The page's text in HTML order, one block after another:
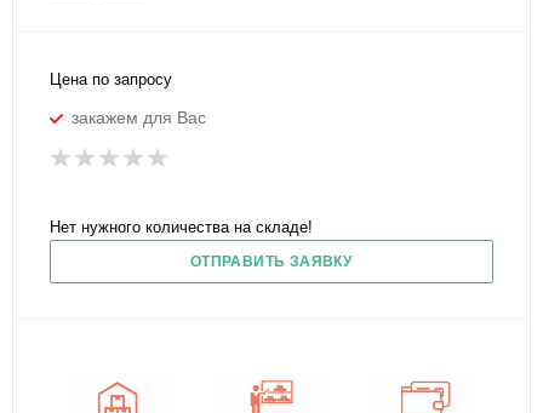
Цена по запросу
закажем для Вас
Нет нужного количества на складе!
ОТПРАВИТЬ ЗАЯВКУ